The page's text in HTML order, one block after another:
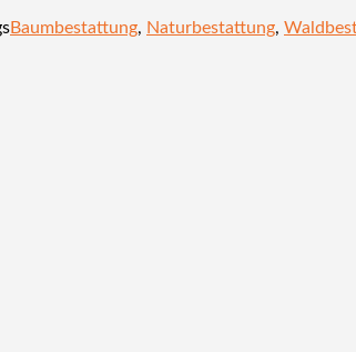
Baumbestattung, Naturbestattung,